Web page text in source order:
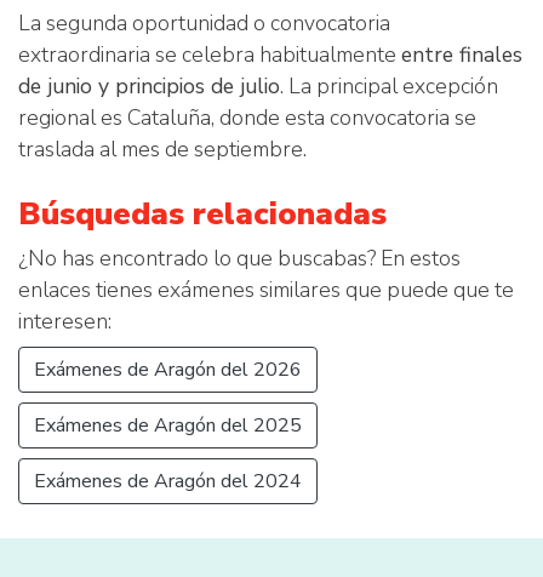
La segunda oportunidad o convocatoria
extraordinaria se celebra habitualmente entre finales
de junio y principios de julio. La principal excepción
regional es Cataluña, donde esta convocatoria se
traslada al mes de septiembre.
Búsquedas relacionadas
¿No has encontrado lo que buscabas? En estos
enlaces tienes exámenes similares que puede que te
interesen:
Exámenes de Aragón del 2026
Exámenes de Aragón del 2025
Exámenes de Aragón del 2024